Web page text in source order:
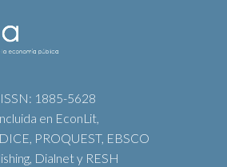
ISSN: 1885-5628
en EconLit,
PROQUEST, EBSCO
Dialnet y RESH